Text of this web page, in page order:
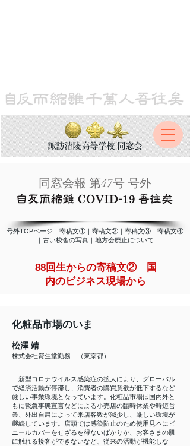
諏訪清陵高等学校 同窓会​
​同窓会報 第47号 号外
号外TOPページ ｜ 寄稿文① ｜ 寄稿文② ｜ 寄稿文③ ｜ 寄稿文④
｜ 古い校舎の写真 ｜ 地方会廃止について
88回生からの寄稿文② 国
内のビジネス現場から
化粧品市場のいま
松澤 靖
株式会社資生堂勤務 （東京都）
新型コロナウイルス感染症の拡大により、グローバル
で経済活動が停滞し、消費者の購買意欲が低下するなど
厳しい事業環境となっています。化粧品市場は国内外と
もに緊急事態宣言などによる小売店の臨時休業や時短営
業、外出自粛によって来店客数が減少し、厳しい環境が
継続しています。店頭では感染防止のため使用見本にビ
ニールカバーをせざるを得ないばかりか、お客さまの肌
に触れる接客ができないなど、従来の活動が機能しな